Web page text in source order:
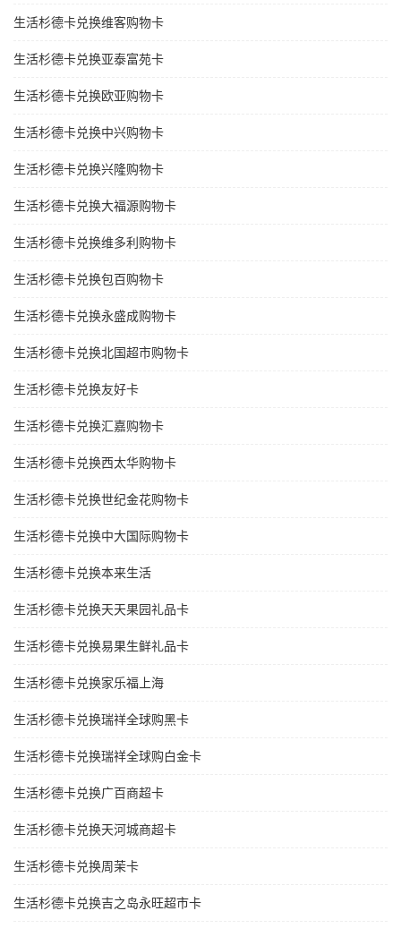
生活杉德卡兑换维客购物卡
生活杉德卡兑换亚泰富苑卡
生活杉德卡兑换欧亚购物卡
生活杉德卡兑换中兴购物卡
生活杉德卡兑换兴隆购物卡
生活杉德卡兑换大福源购物卡
生活杉德卡兑换维多利购物卡
生活杉德卡兑换包百购物卡
生活杉德卡兑换永盛成购物卡
生活杉德卡兑换北国超市购物卡
生活杉德卡兑换友好卡
生活杉德卡兑换汇嘉购物卡
生活杉德卡兑换西太华购物卡
生活杉德卡兑换世纪金花购物卡
生活杉德卡兑换中大国际购物卡
生活杉德卡兑换本来生活
生活杉德卡兑换天天果园礼品卡
生活杉德卡兑换易果生鲜礼品卡
生活杉德卡兑换家乐福上海
生活杉德卡兑换瑞祥全球购黑卡
生活杉德卡兑换瑞祥全球购白金卡
生活杉德卡兑换广百商超卡
生活杉德卡兑换天河城商超卡
生活杉德卡兑换周茉卡
生活杉德卡兑换吉之岛永旺超市卡